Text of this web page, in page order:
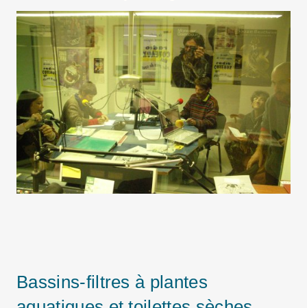
Bassins-filtres à plantes